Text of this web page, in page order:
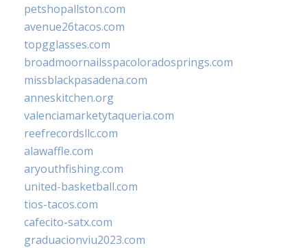
petshopallston.com
avenue26tacos.com
topgglasses.com
broadmoornailsspacoloradosprings.com
missblackpasadena.com
anneskitchen.org
valenciamarketytaqueria.com
reefrecordsllc.com
alawaffle.com
aryouthfishing.com
united-basketball.com
tios-tacos.com
cafecito-satx.com
graduacionviu2023.com